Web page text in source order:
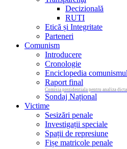
Decizională
RUTI
Etică și Integritate
Parteneri
Comunism
Introducere
Cronologie
Enciclopedia
Raport final
Comisia prezidentiala pentru analiza
Sondaj Național
Victime
Sesizări penale
Investigații speciale
Spații de represiune
Fișe matricole penale